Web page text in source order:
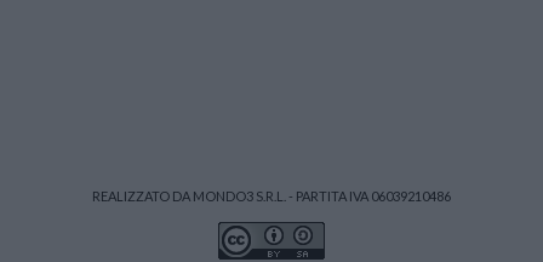
REALIZZATO DA MONDO3 S.R.L. - PARTITA IVA 06039210486